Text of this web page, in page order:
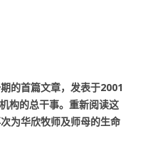
的首篇文章，发表于2001
构的总干事。重新阅读这
为华欣牧师及师母的生命